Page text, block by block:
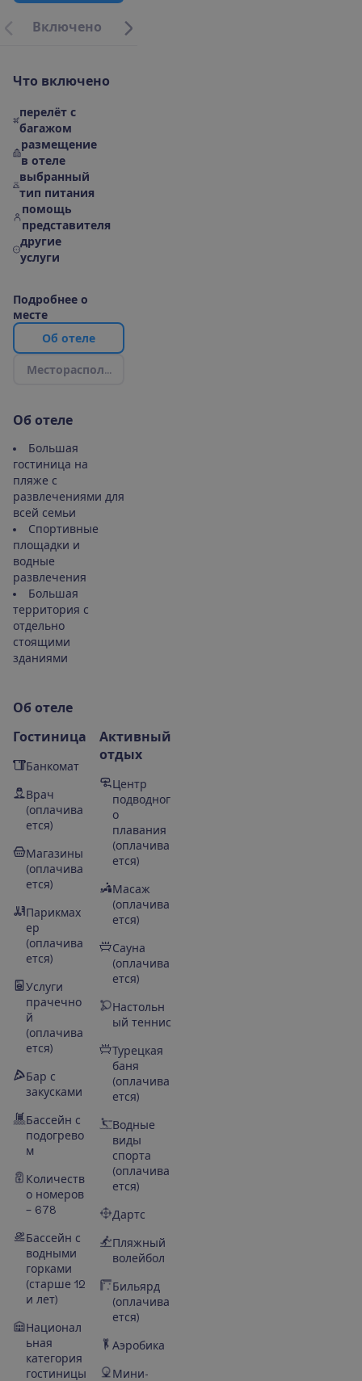
Включено пи
Что включено
перелёт с
багажом
размещение
в отеле
выбранный
тип питания
помощь
представителя
другие
услуги
Подробнее о
месте
Об отеле
Месторасполож
Об отеле
Большая
гостиница на
пляже с
развлечениями для
всей семьи
Спортивные
площадки и
водные
развлечения
Большая
территория с
отдельно
стоящими
зданиями
Об отеле
Гостиница
Банкомат
Врач
(оплачива
ется)
Магазины
(оплачива
ется)
Парикмах
ер
(оплачива
ется)
Услуги
прачечно
й
(оплачива
ется)
Бар с
закусками
Бассейн с
подогрево
м
Количеств
о номеров
– 678
Бассейн с
водными
горками
(старше 12
и лет)
Национал
ьная
категория
гостиницы
Активный
отдых
Центр
подводног
о
плавания
(оплачива
ется)
Масаж
(оплачива
ется)
Сауна
(оплачива
ется)
Настольн
ый теннис
Турецкая
баня
(оплачива
ется)
Водные
виды
спорта
(оплачива
ется)
Дартс
Пляжный
волейбол
Бильярд
(оплачива
ется)
Аэробика
Мини-